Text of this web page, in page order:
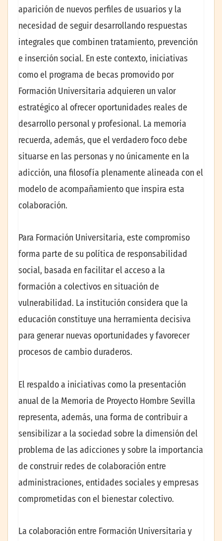
aparición de nuevos perfiles de usuarios y la
necesidad de seguir desarrollando respuestas
integrales que combinen tratamiento, prevención
e inserción social. En este contexto, iniciativas
como el programa de becas promovido por
Formación Universitaria adquieren un valor
estratégico al ofrecer oportunidades reales de
desarrollo personal y profesional. La memoria
recuerda, además, que el verdadero foco debe
situarse en las personas y no únicamente en la
adicción, una filosofía plenamente alineada con el
modelo de acompañamiento que inspira esta
colaboración.
Para Formación Universitaria, este compromiso
forma parte de su política de responsabilidad
social, basada en facilitar el acceso a la
formación a colectivos en situación de
vulnerabilidad. La institución considera que la
educación constituye una herramienta decisiva
para generar nuevas oportunidades y favorecer
procesos de cambio duraderos.
El respaldo a iniciativas como la presentación
anual de la Memoria de Proyecto Hombre Sevilla
representa, además, una forma de contribuir a
sensibilizar a la sociedad sobre la dimensión del
problema de las adicciones y sobre la importancia
de construir redes de colaboración entre
administraciones, entidades sociales y empresas
comprometidas con el bienestar colectivo.
La colaboración entre Formación Universitaria y